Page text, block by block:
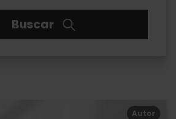
Buscar
Autor